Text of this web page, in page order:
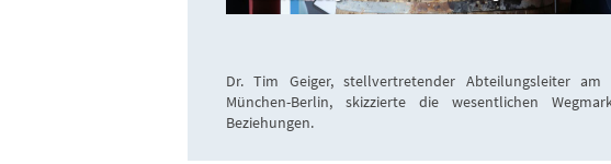
Dr. Tim Geiger, stellvertretender Abteilungsleiter
München-Berlin, skizzierte die wesentlichen
Beziehungen.